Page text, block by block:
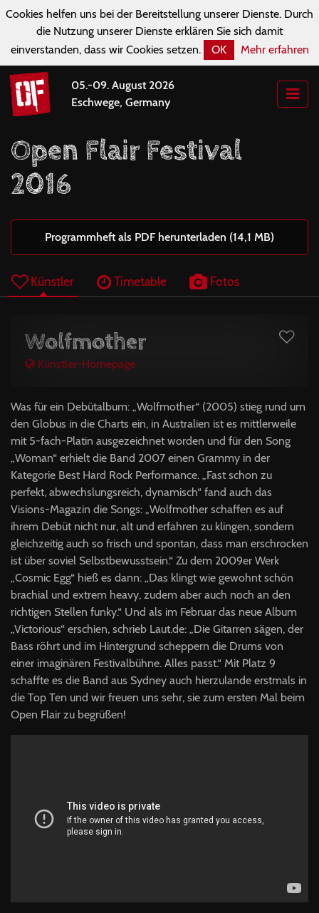
Cookies helfen uns bei der Bereitstellung unserer Dienste. Durch
die Nutzung unserer Dienste erklären Sie sich damit
einverstanden, dass wir Cookies setzen.
OK Mehr erfahren
05.-09. August 2026
Eschwege, Germany
Open Flair Festival
2016
Programmheft als PDF herunterladen (14,1 MB)
Künstler Timetable Fotos
Wolfmother
Künstler-Homepage
Was für ein Debütalbum: „Wolfmother“ (2005) stieg rund um
den Globus in die Charts ein, in Australien ist es mittlerweile
mit 5-fach-Platin ausgezeichnet worden und für den Song
„Woman“ erhielt die Band 2007 einen Grammy in der
Kategorie Best Hard Rock Performance. „Fast schon zu
perfekt, abwechslungsreich, dynamisch“ fand auch das
Visions-Magazin die Songs: „Wolfmother schaffen es auf
ihrem Debüt nicht nur, alt und erfahren zu klingen, sondern
gleichzeitig auch so frisch und spontan, dass man erschrocken
ist über soviel Selbstbewusstsein.“ Zu dem 2009er Werk
„Cosmic Egg“ hieß es dann: „Das klingt wie gewohnt schön
brachial und extrem heavy, zudem aber auch noch an den
richtigen Stellen funky.“ Und als im Februar das neue Album
„Victorious“ erschien, schrieb Laut.de: „Die Gitarren sägen, der
Bass röhrt und im Hintergrund scheppern die Drums von
einer imaginären Festivalbühne. Alles passt.“ Mit Platz 9
schaffte es die Band aus Sydney auch hierzulande erstmals in
die Top Ten und wir freuen uns sehr, sie zum ersten Mal beim
Open Flair zu begrüßen!